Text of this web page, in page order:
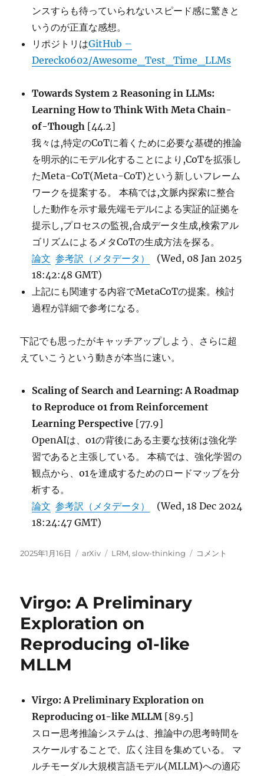
ンスすらも待っていられないスピード感に驚きと
いうのが正直な感想。
リポジトリはGitHub –
Dereck0602/Awesome_Test_Time_LLMs
Towards System 2 Reasoning in LLMs:
Learning How to Think With Meta Chain-
of-Though [44.2]
我々は,特定のCoTに着くために必要な基礎的推論
を明示的にモデル化することにより,CoTを拡張し
たMeta-CoT(Meta-CoT)という新しいフレーム
ワークを提案する。 本稿では,文脈内探索に整合
した動作を示す最先端モデルによる実証的証拠を
提示し,プロセスの監視,合成データ生成,検索アル
ゴリズムによるメタCoTの生成方法を探る。
論文 参考訳（メタデータ）
(Wed, 08 Jan 2025
18:42:48 GMT)
上記にも関連する内容でMetaCoTの提案。検討
過程が詳細で参考になる。
下記でも思ったがキャッチアップしよう、さらに超
えていこうという動きが本当に速い。
Scaling of Search and Learning: A Roadmap
to Reproduce o1 from Reinforcement
Learning Perspective [77.9]
OpenAIは、o1の背後にある主要な技術は強化学
習であると主張している。 本稿では、強化学習の
観点から、o1を達成するためのロードマップを分
析する。
論文 参考訳（メタデータ）
(Wed, 18 Dec 2024
18:24:47 GMT)
投
2025年1月16日
カ
ー
arXiv
タ
LRM,slow-thinking
Test-
Towards
Reasoning
in
LLMs:
コメント
Virgo: A Preliminary
Exploration on
Reproducing o1-like
MLLM
Virgo: A Preliminary Exploration on
Reproducing o1-like MLLM [89.5]
スロー思考推論システムは、推論中の思考時間を
スケールすることで、広く注目を集めている。 マ
ルチモーダル大規模言語モデル(MLLM)への適応